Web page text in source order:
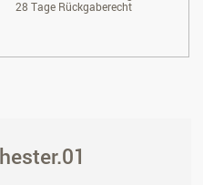
28 Tage Rückgaberecht